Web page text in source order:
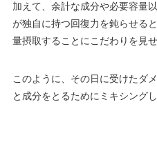
加えて、余計な成分や必要容量
が独自に持つ回復力を鈍らせる
量摂取することにこだわりを見せ
このように、その日に受けたダ
と成分をとるためにミキシング